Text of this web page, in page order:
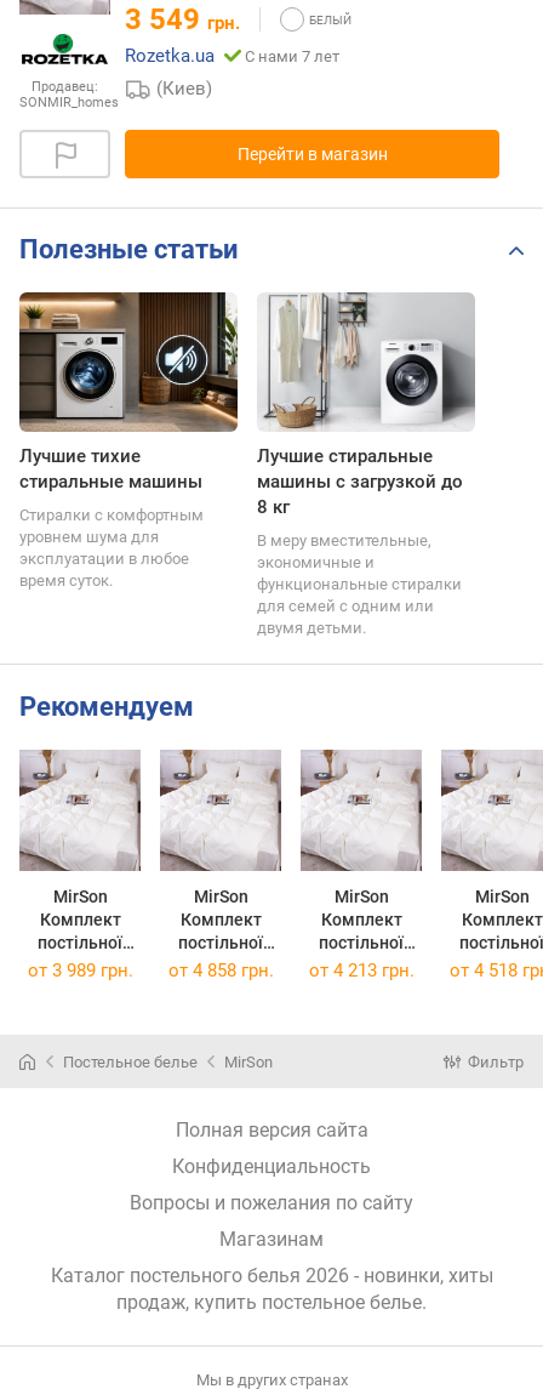
Продавец:
SONMIR_homes
3 549 грн.
Rozetka.ua
С нами 7 лет
(Киев)
Перейти в магазин
Полезные статьи
Лучшие тихие
стиральные машины
Стиралки с комфортным
уровнем шума для
эксплуатации в любое
время суток.
Лучшие стиральные
машины с загрузкой до
8 кг
В меру вместительные,
экономичные и
функциональные стиралки
для семей с одним или
двумя детьми.
Рекомендуем
MirSon
Комплект
постільної
білизни Poplin
MirSon
Комплект
постільної
білизни Poplin
MirSon
Комплект
постільної
білизни Poplin
MirSon
Комплект
постільної
білизни Poplin
от 3 989 грн. от 4 858 грн. от 4 213 грн. от 4 518
Постельное белье MirSon Фильтр
Полная версия сайта
Конфиденциальность
Вопросы и пожелания по сайту
Магазинам
Каталог постельного белья 2026 - новинки, хиты
продаж, купить постельное белье.
Мы в других странах